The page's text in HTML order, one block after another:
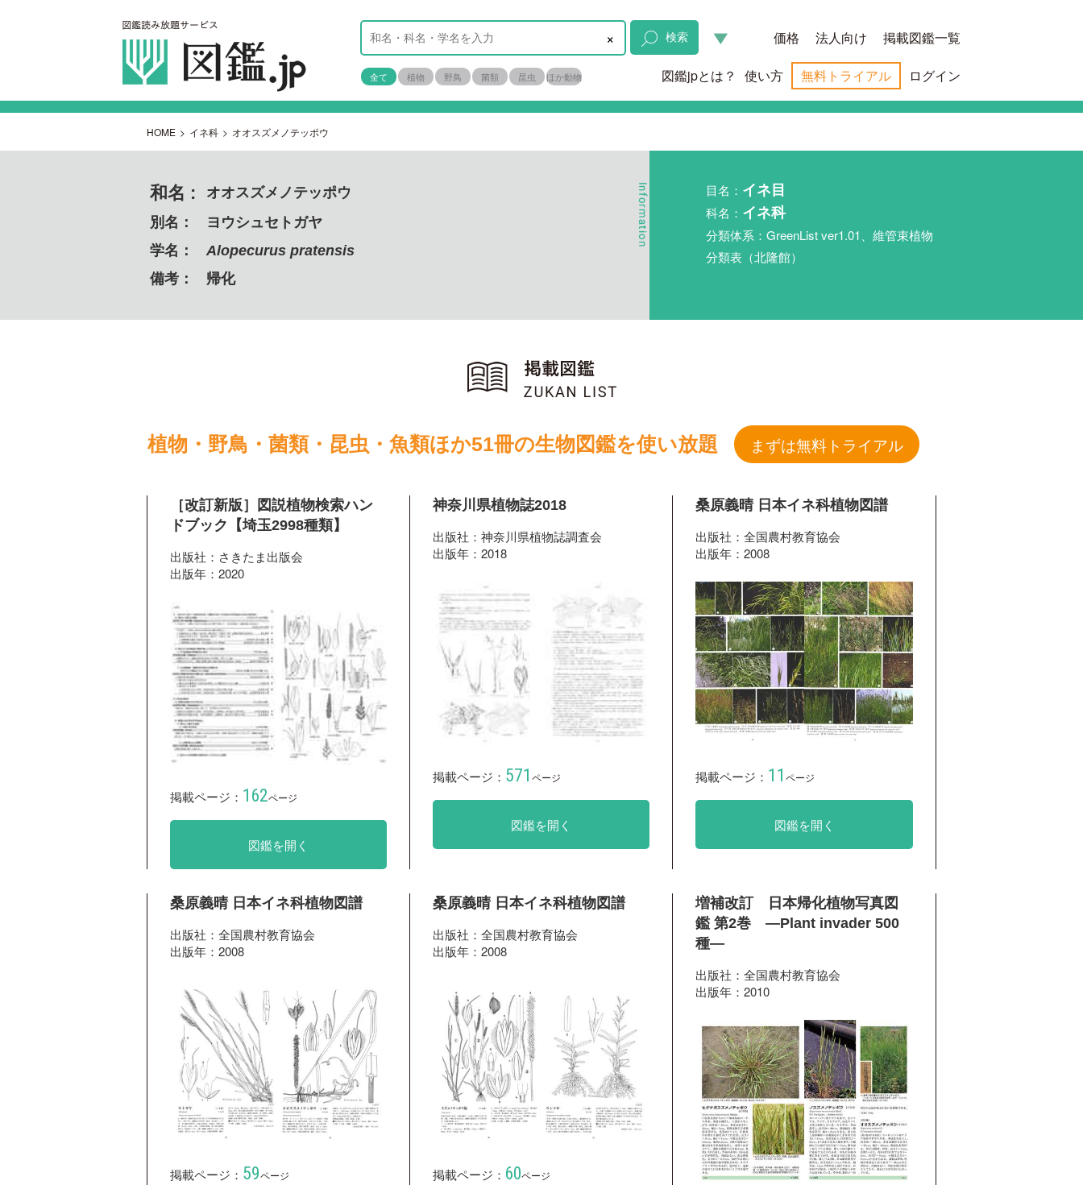
× 検索
全て 植物 野鳥 菌類 昆虫 ほか動物
価格 法人向け 掲載図鑑一覧
図鑑jpとは？ 使い方 無料トライアル ログイン
HOME > イネ科 > オオスズメノテッポウ
和名 :
オオスズメノテッポウ
別名：
ヨウシュセトガヤ
学名：
Alopecurus pratensis
備考：
帰化
目名： イネ目
科名： イネ科
分類体系：GreenList ver1.01、維管束植物
分類表（北隆館）
植物・野鳥・菌類・昆虫・魚類ほか51冊の生物図鑑を使い放題 まずは無料トライアル
［改訂新版］図説植物検索ハン
ドブック【埼玉2998種類】
出版社：さきたま出版会
出版年：2020
掲載ページ： 162ページ
図鑑を開く
神奈川県植物誌2018
出版社：神奈川県植物誌調査会
出版年：2018
掲載ページ： 571 ページ
図鑑を開く
桑原義晴 日本イネ科植物図譜
出版社：全国農村教育協会
出版年：2008
掲載ページ： 11ページ
図鑑を開く
桑原義晴 日本イネ科植物図譜
出版社：全国農村教育協会
出版年：2008
掲載ページ： 59ページ
桑原義晴 日本イネ科植物図譜
出版社：全国農村教育協会
出版年：2008
掲載ページ： 60ページ
増補改訂 日本帰化植物写真図
鑑 第2巻 ―Plant invader 500
種―
出版社：全国農村教育協会
出版年：2010